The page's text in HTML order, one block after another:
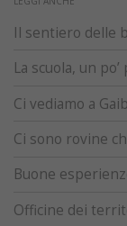
Il sentiero delle
La scuola, un
Ci vediamo a
Ci sono rovine
Buone
Officine dei